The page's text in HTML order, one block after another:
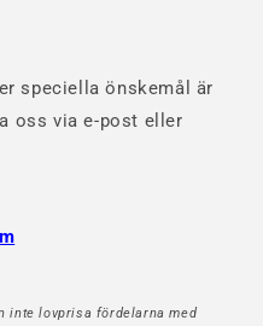
speciella önskemål är
oss via e-post eller
inte lovprisa fördelarna med